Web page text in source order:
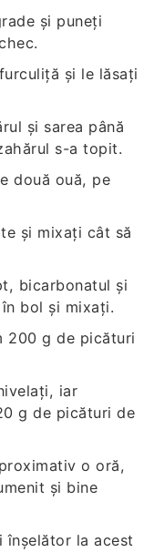
și puneți
și le lăsați
și sarea până
s-a topit.
două ouă, pe
și mixați cât să
bicarbonatul și
bol și mixați.
200 g de picături
iar
g de picături de
o oră,
și bine
înșelător la acest